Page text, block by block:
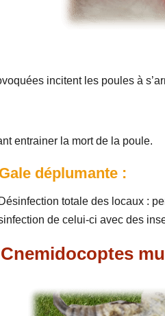
incitent les poules à
entrainer la mort de la poule.
déplumante :
totale des locaux :
de celui-ci avec des